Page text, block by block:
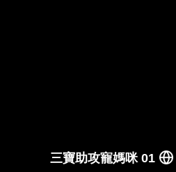
三寶助攻寵媽咪 01